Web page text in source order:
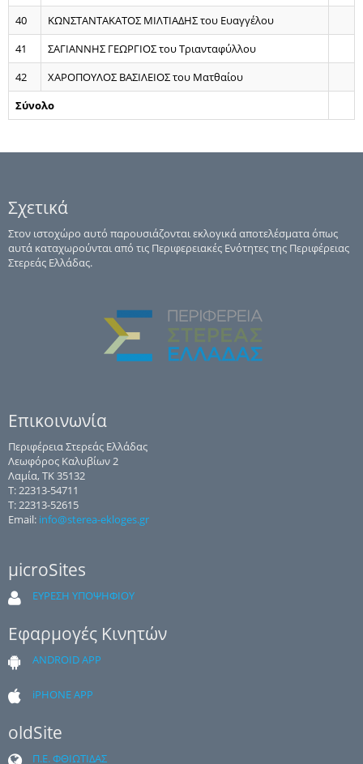
40
ΚΩΝΣΤΑΝΤΑΚΑΤΟΣ ΜΙΛΤΙΑΔΗΣ του Ευαγγέλου
41
ΣΑΓΙΑΝΝΗΣ ΓΕΩΡΓΙΟΣ του Τριανταφύλλου
42
ΧΑΡΟΠΟΥΛΟΣ ΒΑΣΙΛΕΙΟΣ του Ματθαίου
Σύνολο
Σχετικά
Στον ιστοχώρο αυτό παρουσιάζονται εκλογικά αποτελέσματα όπως
αυτά καταχωρούνται από τις Περιφερειακές Ενότητες της Περιφέρειας
Στερεάς Ελλάδας.
Επικοινωνία
Περιφέρεια Στερεάς Ελλάδας
Λεωφόρος Καλυβίων 2
Λαμία, ΤΚ 35132
Τ: 22313-54711
Τ: 22313-52615
Email: info@sterea-ekloges.gr
μicroSites
ΕΥΡΕΣΗ ΥΠΟΨΗΦΙΟΥ
Εφαρμογές Κινητών
ANDROID APP
iPHONE APP
oldSite
Π.Ε. ΦΘΙΩΤΙΔΑΣ